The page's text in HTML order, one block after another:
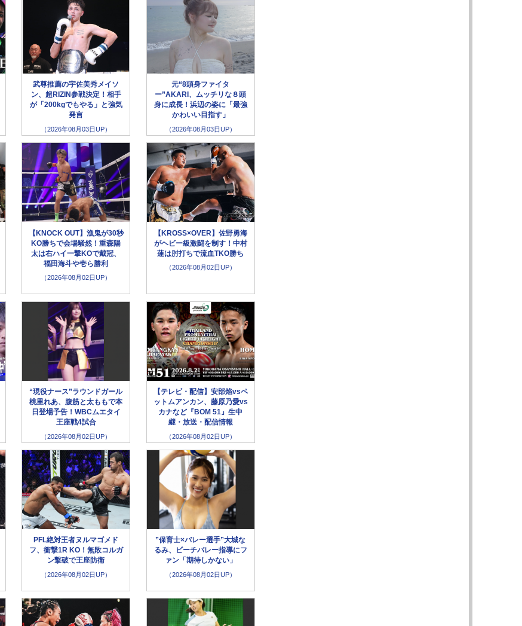
武尊推薦の宇佐美秀メイソ
ン、超RIZIN参戦決定！相手
が「200kgでもやる」と強気
発言
（2026年08月03日UP）
元“8頭身ファイタ
ー”AKARI、ムッチリな８頭
身に成長！浜辺の姿に「最強
かわいい目指す」
（2026年08月03日UP）
【KNOCK OUT】漁鬼が30秒
KO勝ちで会場騒然！重森陽
太は右ハイ一撃KOで戴冠、
福田海斗や壱ら勝利
（2026年08月02日UP）
【KROSS×OVER】佐野勇海
がヘビー級激闘を制す！中村
蓮は肘打ちで流血TKO勝ち
（2026年08月02日UP）
“現役ナース”ラウンドガール
桃里れあ、腹筋と太ももで本
日登場予告！WBCムエタイ
王座戦4試合
（2026年08月02日UP）
【テレビ・配信】安部焰vsペ
ットムアンカン、藤原乃愛vs
カナなど『BOM 51』生中
継・放送・配信情報
（2026年08月02日UP）
PFL絶対王者ヌルマゴメド
フ、衝撃1R KO！無敗コルガ
ン撃破で王座防衛
（2026年08月02日UP）
”保育士×バレー選手”大城な
るみ、ビーチバレー指導にフ
ァン「期待しかない」
（2026年08月02日UP）